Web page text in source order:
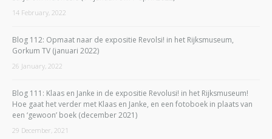
14 February, 2022
Blog 112: Opmaat naar de expositie Revolsi! in het Rijksmuseum,
Gorkum TV (januari 2022)
26 January, 2022
Blog 111: Klaas en Janke in de expositie Revolusi! in het Rijksmuseum!
Hoe gaat het verder met Klaas en Janke, en een fotoboek in plaats van
een ‘gewoon’ boek (december 2021)
29 December, 2021